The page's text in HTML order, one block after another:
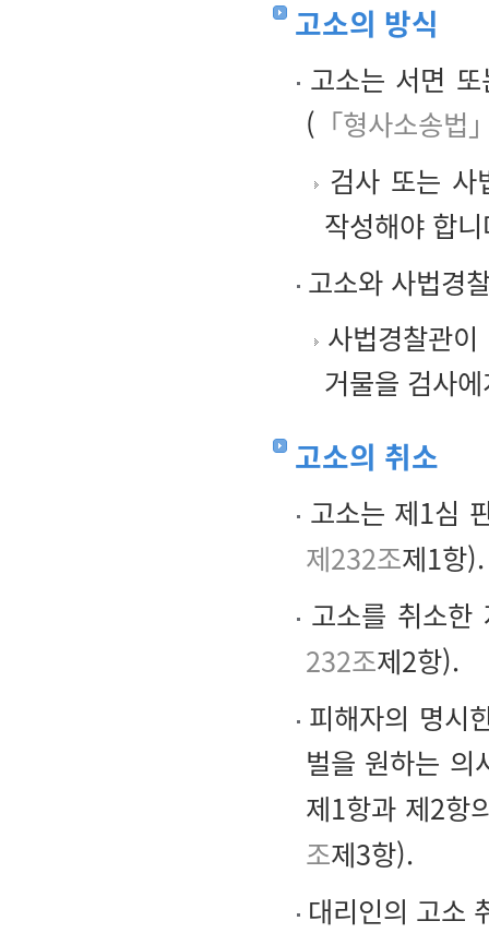
고소의 방식
고소는 서면
( 「형사소송법
검사 또는 사
작성해야 합
고소와 사법경
사법경찰관
거물을 검사
고소의 취소
고소는 제1심
제232조제1항).
고소를 취소한
232조제2항).
피해자의 명시
벌을 원하는
제1항과 제2항
조제3항).
대리인의 고소